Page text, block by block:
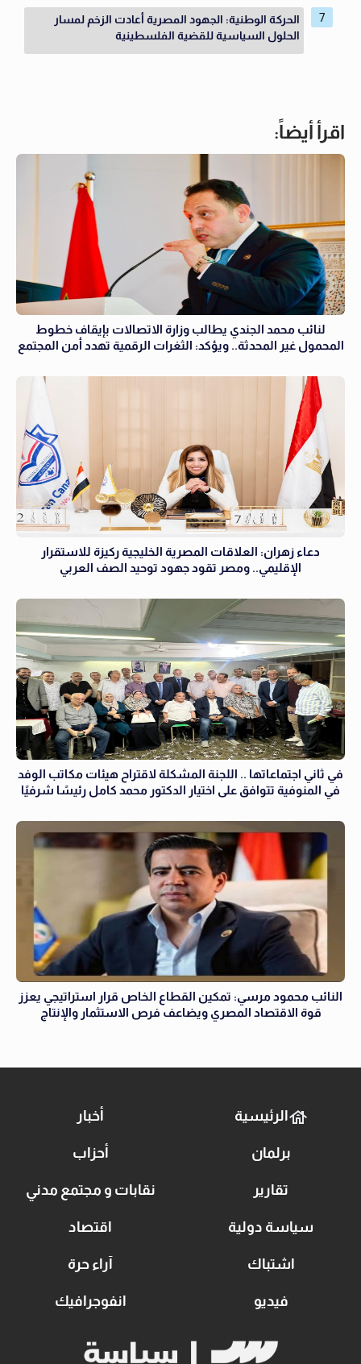
الحركة الوطنية: الجهود المصرية أعادت الزخم لمسار
الحلول السياسية للقضية الفلسطينية
اقرأ أيضاً:
لنائب محمد الجندي يطالب وزارة الاتصالات بإيقاف خطوط
المحمول غير المحدثة.. ويؤكد: الثغرات الرقمية تهدد أمن المجتمع
دعاء زهران: العلاقات المصرية الخليجية ركيزة للاستقرار
الإقليمي.. ومصر تقود جهود توحيد الصف العربي
في ثاني اجتماعاتها .. اللجنة المشكلة لاقتراح هيئات مكاتب الوفد
في المنوفية تتوافق على اختيار الدكتور محمد كامل رئيسًا شرفيًا
النائب محمود مرسي: تمكين القطاع الخاص قرار استراتيجي يعزز
قوة الاقتصاد المصري ويضاعف فرص الاستثمار والإنتاج
الرئيسية أخبار
برلمان أحزاب
تقارير نقابات و مجتمع مدني
سياسة دولية اقتصاد
اشتباك آراء حرة
فيديو انفوجرافيك